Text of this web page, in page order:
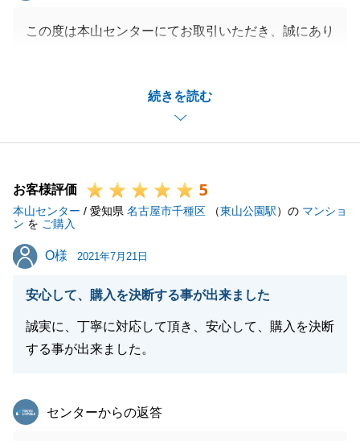
続きを読む
この度は本山センターにてお取引いただき、誠にあり
き、ありがとうございます。
M様の不動産購入のお手伝いが出来ましたこと、私自
身嬉しく思います。
けした部分もあり、申し訳ございませんでした。
ご入居後も、お困りごと等ございましたら、お気軽に
お申し付けください。
この度は本当にありがとうございました。
お客様評価 5
本山センター / 愛知県 名古屋市千種区 （東山公園駅）の マンショ
ン を ご購入
O様
O様 2021年7月21日
安心して、購入を決断する事が出来ました
誠実に、丁寧に対応して頂き、安心して、購入を決断
する事が出来ました。
東急リバブル
センターからの返答